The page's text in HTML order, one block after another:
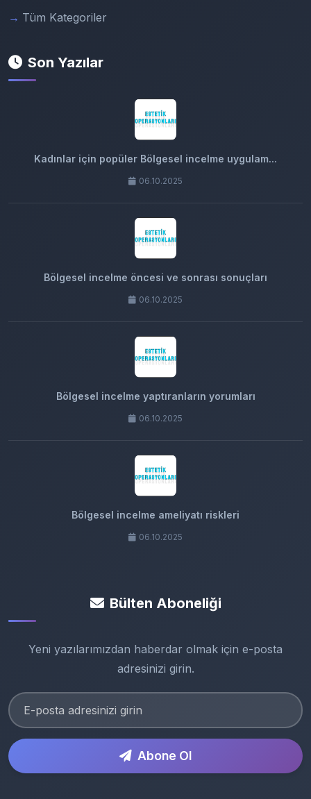
Tüm Kategoriler
Son Yazılar
Kadınlar için popüler Bölgesel incelme uygulam...
06.10.2025
Bölgesel incelme öncesi ve sonrası sonuçları
06.10.2025
Bölgesel incelme yaptıranların yorumları
06.10.2025
Bölgesel incelme ameliyatı riskleri
06.10.2025
Bülten Aboneliği
Yeni yazılarımızdan haberdar olmak için e-posta
adresinizi girin.
Abone Ol